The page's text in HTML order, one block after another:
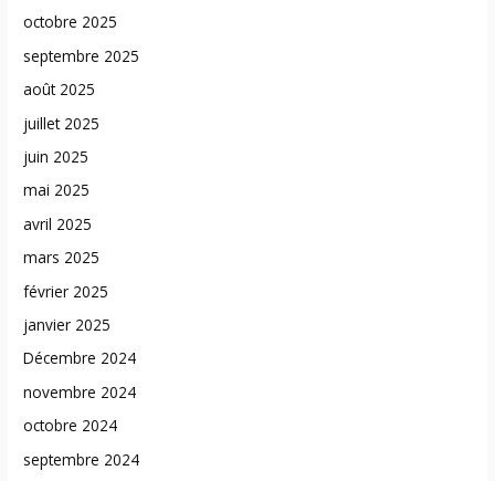
octobre 2025
septembre 2025
août 2025
juillet 2025
juin 2025
mai 2025
avril 2025
mars 2025
février 2025
janvier 2025
Décembre 2024
novembre 2024
octobre 2024
septembre 2024